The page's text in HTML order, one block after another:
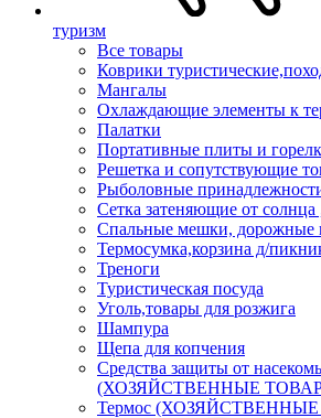
туризм
Все товары
Коврики
Мангалы
Охлаждающие элементы к
Палатки
Портативные плиты и
Решетка и сопутствующие
Рыболовные
Сетка затеняющие от
Спальные мешки, дорожные
Термосумка,корзина д/
Треноги
Туристическая посуда
Уголь,товары для розжига
Шампура
Щепа для копчения
Средства защиты от
(ХОЗЯЙСТВЕННЫЕ
Термос